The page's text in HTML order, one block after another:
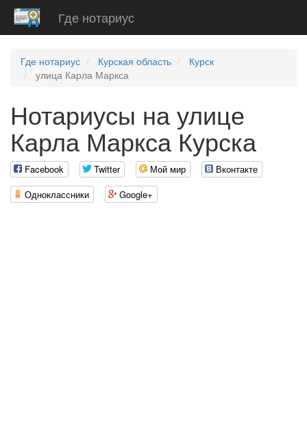
Где нотариус
Где нотариус Курская область
Курск
улица Карла Маркса
Нотариусы на улице
Карла Маркса Курска
Facebook Twitter Мой мир
Вконтакте
Одноклассники
Google+